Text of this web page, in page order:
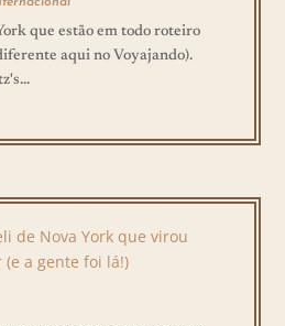
que estão em todo roteiro
aqui no Voyajando).